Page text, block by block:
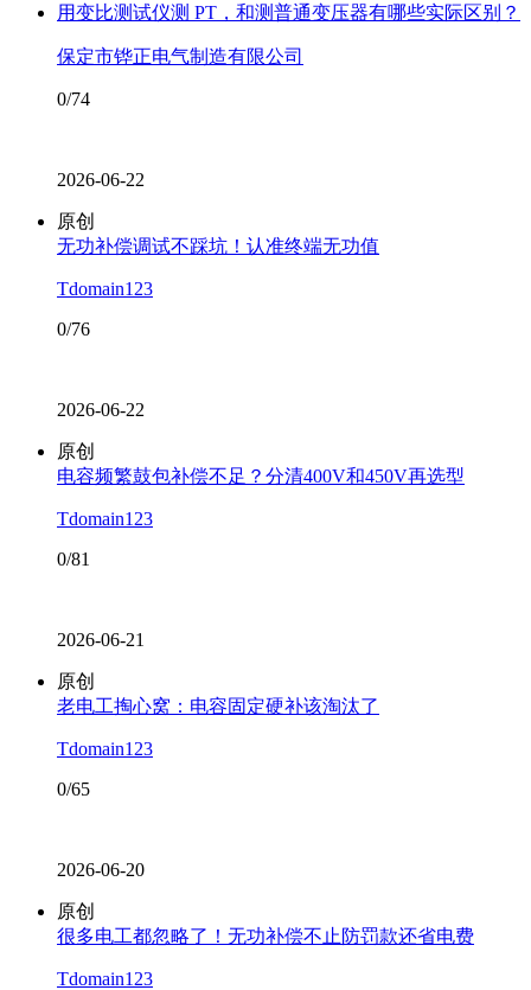
用变比测试仪测 PT，和测普通变压器有哪些实际区别？
保定市铧正电气制造有限公司
0/74
2026-06-22
原创
无功补偿调试不踩坑！认准终端无功值
Tdomain123
0/76
2026-06-22
原创
电容频繁鼓包补偿不足？分清400V和450V再选型
Tdomain123
0/81
2026-06-21
原创
老电工掏心窝：电容固定硬补该淘汰了
Tdomain123
0/65
2026-06-20
原创
很多电工都忽略了！无功补偿不止防罚款还省电费
Tdomain123